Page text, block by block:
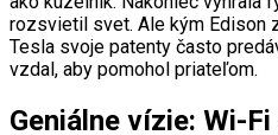
rozsvietil svet. Ale kým Edison
Tesla svoje patenty často
vzdal, aby pomohol priateľom.
Geniálne vízie: Wi-